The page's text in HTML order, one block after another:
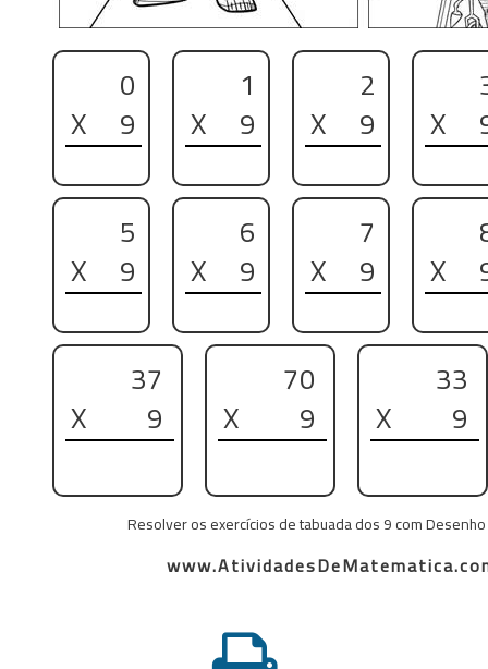
0
X 9
1
X 9
2
X 9 X
5
X 9
6
X 9
7
X 9 X
37
X 9
70
X 9
33
X 9
Resolver os exercícios de tabuada dos 9 com